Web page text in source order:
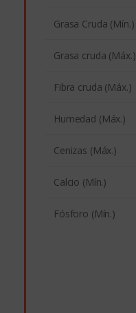
Grasa Cruda (Mín.)
Grasa cruda (Máx.)
Fibra cruda (Máx.)
Humedad (Máx.)
Cenizas (Máx.)
Calcio (Mín.)
Fósforo (Mín.)